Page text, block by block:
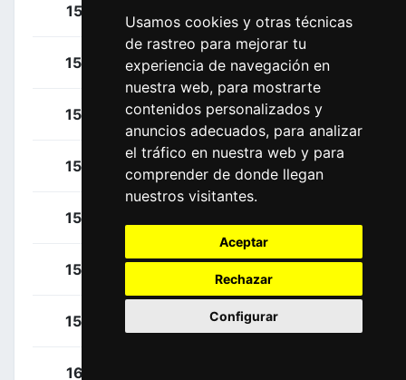
Usamos cookies y otras técnicas
de rastreo para mejorar tu
experiencia de navegación en
nuestra web, para mostrarte
contenidos personalizados y
anuncios adecuados, para analizar
el tráfico en nuestra web y para
comprender de donde llegan
nuestros visitantes.
Aceptar
Rechazar
Configurar
151
152 Flórez, Samuel
153 Haug, Kieran
154 Oliver, Ben
155
156 Towers, Lucas
157 Wright, Paul
161